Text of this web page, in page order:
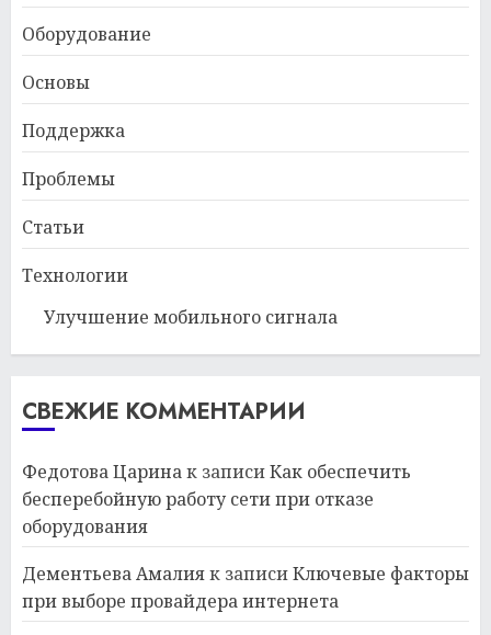
Оборудование
Основы
Поддержка
Проблемы
Статьи
Технологии
Улучшение мобильного сигнала
СВЕЖИЕ КОММЕНТАРИИ
Федотова Царинак записиКак обеспечить
бесперебойную работу сети при отказе
оборудования
Дементьева Амалияк записиКлючевые факторы
при выборе провайдера интернета